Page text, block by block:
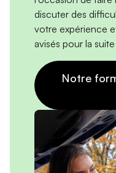
discuter des
votre expérience
avisés pour la
Notre